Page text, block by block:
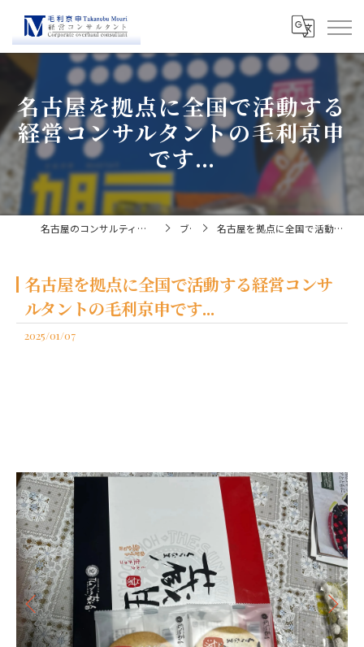
名古屋を拠点に全国で活動する
経営コンサルタントの毛利京申
です...
名古屋のコンサルティングなら経営コンサルタント毛利京申 ブログ 名古屋を拠点に全国で活動する経営コンサルタントの毛利京申です...
名古屋を拠点に全国で活動する経営コンサ
ルタントの毛利京申です...
2025/01/07